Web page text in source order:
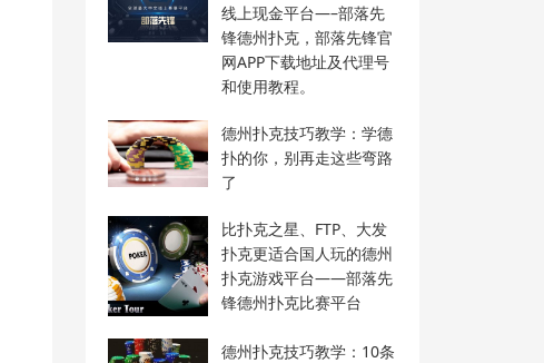
线上现金平台—–部落先
锋德州扑克，部落先锋官
网APP下载地址及代理号
和使用教程。
德州扑克技巧教学：学德
扑的你，别再走这些弯路
了
比扑克之星、FTP、大发
扑克更适合国人玩的德州
扑克游戏平台——部落先
锋德州扑克比赛平台
德州扑克技巧教学：10条